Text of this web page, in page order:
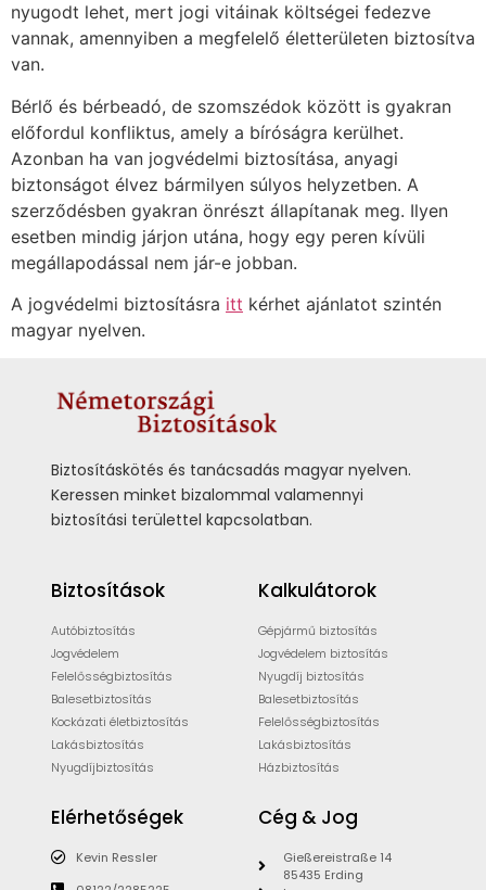
nyugodt lehet, mert jogi vitáinak költségei fedezve
vannak, amennyiben a megfelelő életterületen biztosítva
van.
Bérlő és bérbeadó, de szomszédok között is gyakran
előfordul konfliktus, amely a bíróságra kerülhet.
Azonban ha van jogvédelmi biztosítása, anyagi
biztonságot élvez bármilyen súlyos helyzetben. A
szerződésben gyakran önrészt állapítanak meg. Ilyen
esetben mindig járjon utána, hogy egy peren kívüli
megállapodással nem jár-e jobban.
A jogvédelmi biztosításra itt kérhet ajánlatot szintén
magyar nyelven.
Biztosításkötés és tanácsadás magyar nyelven.
Keressen minket bizalommal valamennyi
biztosítási területtel kapcsolatban.
Biztosítások
Autóbiztosítás
Jogvédelem
Felelősségbiztosítás
Balesetbiztosítás
Kockázati életbiztosítás
Lakásbiztosítás
Nyugdíjbiztosítás
Kalkulátorok
Gépjármű biztosítás
Jogvédelem biztosítás
Nyugdíj biztosítás
Balesetbiztosítás
Felelősségbiztosítás
Lakásbiztosítás
Házbiztosítás
Elérhetőségek
Kevin Ressler
Cég & Jog
Gießereistraße 14
85435 Erding